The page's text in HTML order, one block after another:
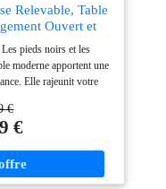
Relevable, Table
Ouvert et
50 x 100 cm,
Noir d’Encre
pieds noirs et les
moderne apportent une
Elle rajeunit votre
Élévation facile,
plateau relevable de
votre table
manger, bien installé sur
€
€